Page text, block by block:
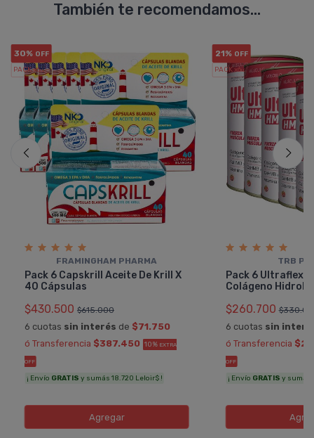
También te recomendamos...
30% OFF
PACK x6u.
FRAMINGHAM PHARMA
Pack 6 Capskrill Aceite De Krill X
40 Cápsulas
$430.500 $615.000
6 cuotas sin interés de $71.750
ó Transferencia $387.450 10% EXTRA
OFF
¡ Envío GRATIS y sumás 18.720 Leloir$ !
Agregar
21% OFF
PACK x6u.
TRB
Pack 6 Ultraflex
Colágeno
$260.700
6 cuotas sin
ó Transferencia
OFF
¡ Envío GRATIS y sumás